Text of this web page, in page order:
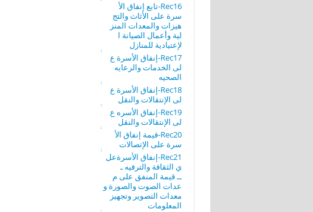
Rec16-تابع إنفاق الأ
سرة على الأثاث والتج
هيزات والمعدات المنز
لية وأعمال الصيانة ا
لإعتيادية للمنازل
Rec17-إنفاق الأسرة ع
لى الخدمات والرعايه
الصحيه
Rec18-إنفاق الأسرة ع
لى الإنتقالات والنقل
Rec19-إنفاق الأسره ع
لى الإنتقالات والنقل
Rec20-قيمة إنفاق الأ
سرة على الإتصالات
Rec21-إنفاق الأسرةعل
ي الثقافة والترفيه ـ
ــ قيمة المنفق على م
عدات الصوت والصورة و
معدات التصوير وتجهيز
المعلومات